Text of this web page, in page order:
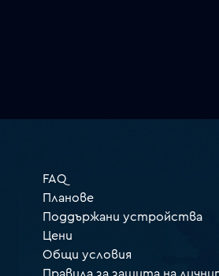
FAQ
Планове
Поддържани устройства
Цени
Общи условия
Правила за защита на